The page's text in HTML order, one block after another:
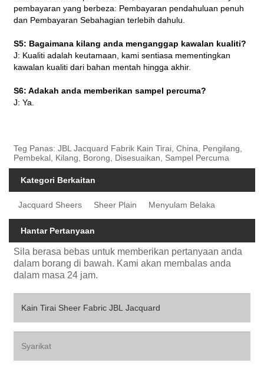
pembayaran yang berbeza: Pembayaran pendahuluan penuh
dan Pembayaran Sebahagian terlebih dahulu.
S5: Bagaimana kilang anda menganggap kawalan kualiti?
J: Kualiti adalah keutamaan, kami sentiasa mementingkan
kawalan kualiti dari bahan mentah hingga akhir.
S6: Adakah anda memberikan sampel percuma?
J: Ya.
Teg Panas: JBL Jacquard Fabrik Kain Tirai, China, Pengilang,
Pembekal, Kilang, Borong, Disesuaikan, Sampel Percuma
Kategori Berkaitan
Jacquard Sheers Sheer Plain Menyulam Belaka
Hantar Pertanyaan
Sila berasa bebas untuk memberikan pertanyaan anda
dalam borang di bawah. Kami akan membalas anda
dalam masa 24 jam.